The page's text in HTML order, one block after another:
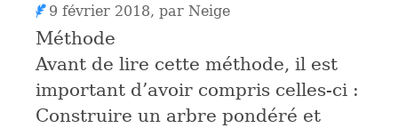
9 février 2018, par Neige
Méthode
Avant de lire cette méthode, il est
important d’avoir compris celles-ci :
Construire un arbre pondéré et